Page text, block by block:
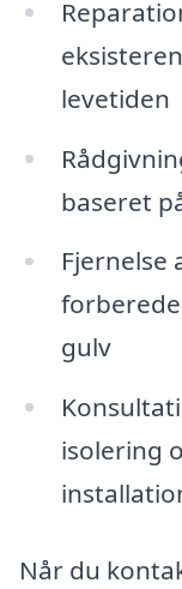
levetiden
baseret
Fjernelse
gulv
isolering
Når du